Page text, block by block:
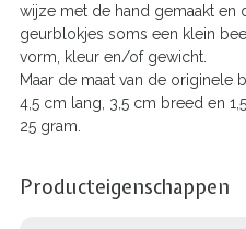
wijze met de hand gemaakt en
geurblokjes soms een klein
vorm, kleur en/of gewicht.
Maar de maat van de
4,5 cm lang, 3,5 cm breed en
25 gram.
Producteigenschappen